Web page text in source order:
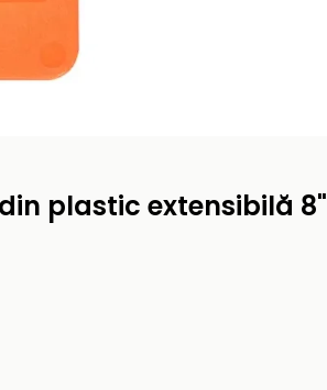
plastic extensibilă 8"